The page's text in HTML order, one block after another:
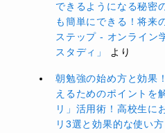
できるようになる秘密
も簡単にできる！将来
ステップ - オンライン
スタディ」
より
朝勉強の始め方と効果
えるためのポイントを
リ」活用術！高校生に
リ3選と効果的な使い